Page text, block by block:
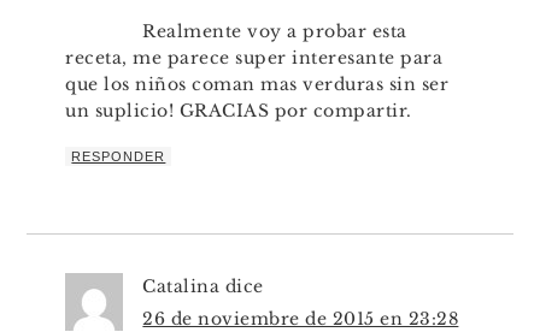
Realmente voy a probar esta
receta, me parece super interesante para
que los niños coman mas verduras sin ser
un suplicio! GRACIAS por compartir.
RESPONDER
Catalina dice
26 de noviembre de 2015 en 23:28